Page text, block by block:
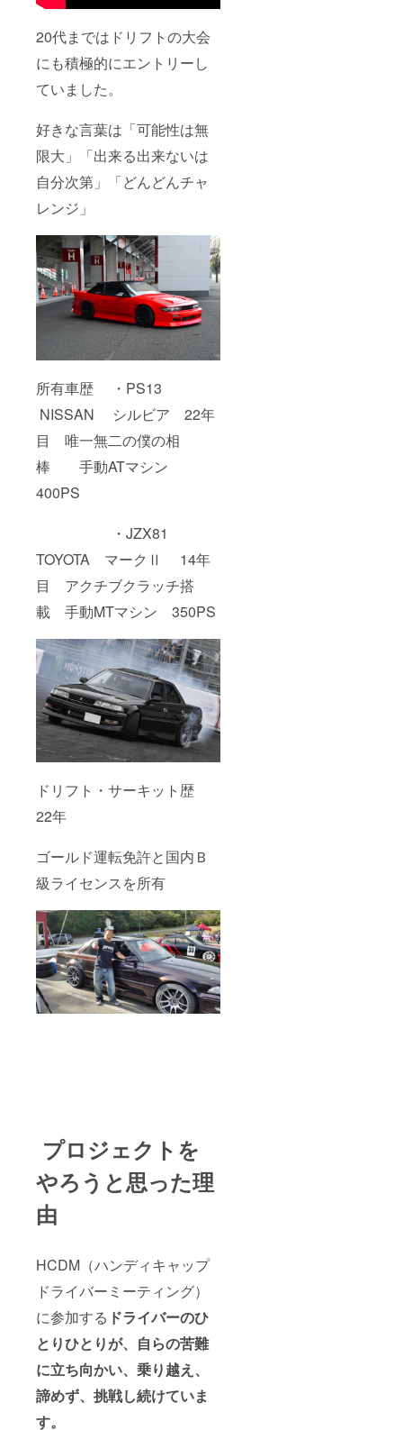
20代まではドリフトの大会
にも積極的にエントリーし
ていました。
好きな言葉は「可能性は無
限大」「出来る出来ないは
自分次第」「どんどんチャ
レンジ」
所有車歴 ・PS13
NISSAN シルビア 22年
目 唯一無二の僕の相
棒 手動ATマシン
400PS
・JZX81
TOYOTA マークⅡ 14年
目 アクチブクラッチ搭
載 手動MTマシン 350PS
ドリフト・サーキット歴
22年
ゴールド運転免許と国内Ｂ
級ライセンスを所有
プロジェクトを
やろうと思った理
由
HCDM（ハンディキャップ
ドライバーミーティング）
に参加する ドライバーのひ
とりひとりが、自らの苦難
に立ち向かい、乗り越え、
諦めず、挑戦し続けていま
す。